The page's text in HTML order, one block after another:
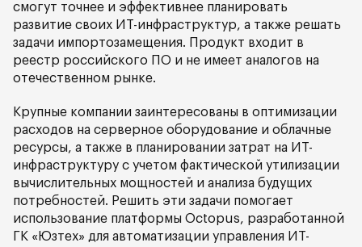
смогут точнее и эффективнее планировать
развитие своих ИТ-инфраструктур, а также решать
задачи импортозамещения. Продукт входит в
реестр российского ПО и не имеет аналогов на
отечественном рынке.
Крупные компании заинтересованы в оптимизации
расходов на серверное оборудование и облачные
ресурсы, а также в планировании затрат на ИТ-
инфраструктуру с учетом фактической утилизации
вычислительных мощностей и анализа будущих
потребностей. Решить эти задачи помогает
использование платформы Octopus, разработанной
ГК «Юзтех» для автоматизации управления ИТ-